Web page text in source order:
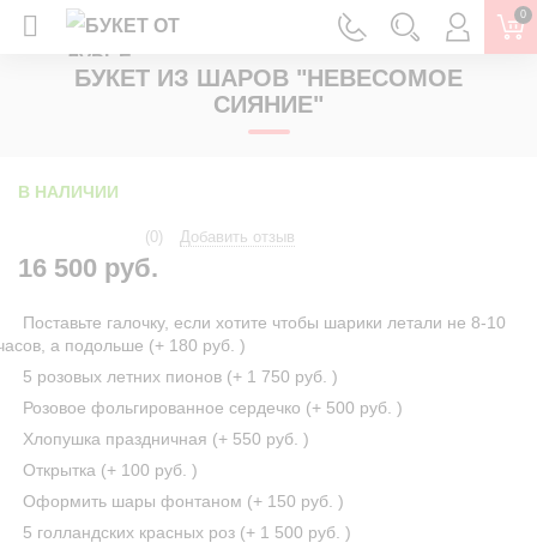
0
ГЛАВНАЯ ШАРЫ СВЯЗКИ, НАБОРЫ, ФОНТАНЫ
БУКЕТ ИЗ ШАРОВ "НЕВЕСОМОЕ
СИЯНИЕ"
В НАЛИЧИИ
(0) Добавить отзыв
16 500 руб.
Поставьте галочку, если хотите чтобы шарики летали не 8-10
а подольше (+ 180 руб. )
5 розовых летних пионов (+ 1 750 руб. )
Розовое фольгированное сердечко (+ 500 руб. )
Хлопушка праздничная (+ 550 руб. )
Открытка (+ 100 руб. )
Оформить шары фонтаном (+ 150 руб. )
5 голландских красных роз (+ 1 500 руб. )